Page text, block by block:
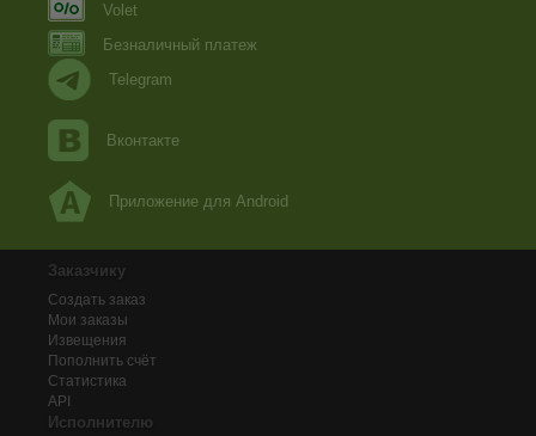
Volet
Безналичный платеж
Telegram
Вконтакте
Приложение для Android
Заказчику
Создать заказ
Мои заказы
Извещения
Пополнить счёт
Статистика
API
Исполнителю